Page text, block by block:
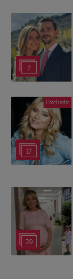
7
Exclusiv
17
29